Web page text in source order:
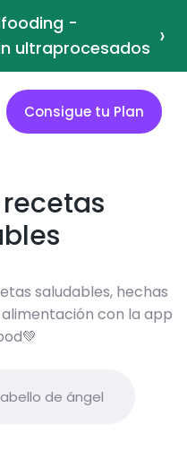
-
ultraprocesados ›
Consigue tu Plan
saludables, hechas
con la app